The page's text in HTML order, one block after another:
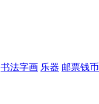
书法字画 乐器 邮票钱币